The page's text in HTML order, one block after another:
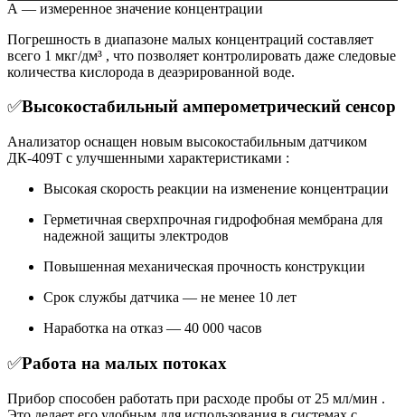
А — измеренное значение концентрации
Погрешность в диапазоне малых концентраций составляет
всего 1 мкг/дм³ , что позволяет контролировать даже следовые
количества кислорода в деаэрированной воде.
✅Высокостабильный амперометрический сенсор
Анализатор оснащен новым высокостабильным датчиком
ДК-409Т с улучшенными характеристиками :
Высокая скорость реакции на изменение концентрации
Герметичная сверхпрочная гидрофобная мембрана для
надежной защиты электродов
Повышенная механическая прочность конструкции
Срок службы датчика — не менее 10 лет
Наработка на отказ — 40 000 часов
✅Работа на малых потоках
Прибор способен работать при расходе пробы от 25 мл/мин .